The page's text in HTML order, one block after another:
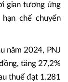
gian tương ứng
chế chuyển
năm 2024, PNJ
tăng 27,2%
thuế đạt 1.281